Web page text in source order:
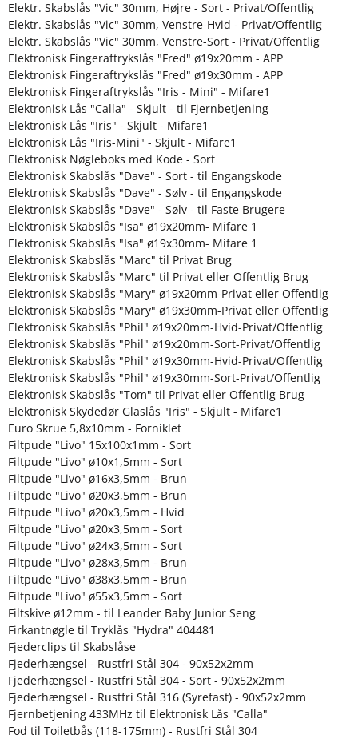
Elektr. Skabslås "Vic" 30mm, Højre - Sort - Privat/Offentlig
Elektr. Skabslås "Vic" 30mm, Venstre-Hvid - Privat/Offentlig
Elektr. Skabslås "Vic" 30mm, Venstre-Sort - Privat/Offentlig
Elektronisk Fingeraftrykslås "Fred" ø19x20mm - APP
Elektronisk Fingeraftrykslås "Fred" ø19x30mm - APP
Elektronisk Fingeraftrykslås "Iris - Mini" - Mifare1
Elektronisk Lås "Calla" - Skjult - til Fjernbetjening
Elektronisk Lås "Iris" - Skjult - Mifare1
Elektronisk Lås "Iris-Mini" - Skjult - Mifare1
Elektronisk Nøgleboks med Kode - Sort
Elektronisk Skabslås "Dave" - Sort - til Engangskode
Elektronisk Skabslås "Dave" - Sølv - til Engangskode
Elektronisk Skabslås "Dave" - Sølv - til Faste Brugere
Elektronisk Skabslås "Isa" ø19x20mm- Mifare 1
Elektronisk Skabslås "Isa" ø19x30mm- Mifare 1
Elektronisk Skabslås "Marc" til Privat Brug
Elektronisk Skabslås "Marc" til Privat eller Offentlig Brug
Elektronisk Skabslås "Mary" ø19x20mm-Privat eller Offentlig
Elektronisk Skabslås "Mary" ø19x30mm-Privat eller Offentlig
Elektronisk Skabslås "Phil" ø19x20mm-Hvid-Privat/Offentlig
Elektronisk Skabslås "Phil" ø19x20mm-Sort-Privat/Offentlig
Elektronisk Skabslås "Phil" ø19x30mm-Hvid-Privat/Offentlig
Elektronisk Skabslås "Phil" ø19x30mm-Sort-Privat/Offentlig
Elektronisk Skabslås "Tom" til Privat eller Offentlig Brug
Elektronisk Skydedør Glaslås "Iris" - Skjult - Mifare1
Euro Skrue 5,8x10mm - Forniklet
Filtpude "Livo" 15x100x1mm - Sort
Filtpude "Livo" ø10x1,5mm - Sort
Filtpude "Livo" ø16x3,5mm - Brun
Filtpude "Livo" ø20x3,5mm - Brun
Filtpude "Livo" ø20x3,5mm - Hvid
Filtpude "Livo" ø20x3,5mm - Sort
Filtpude "Livo" ø24x3,5mm - Sort
Filtpude "Livo" ø28x3,5mm - Brun
Filtpude "Livo" ø38x3,5mm - Brun
Filtpude "Livo" ø55x3,5mm - Sort
Filtskive ø12mm - til Leander Baby Junior Seng
Firkantnøgle til Tryklås "Hydra" 404481
Fjederclips til Skabslåse
Fjederhængsel - Rustfri Stål 304 - 90x52x2mm
Fjederhængsel - Rustfri Stål 304 - Sort - 90x52x2mm
Fjederhængsel - Rustfri Stål 316 (Syrefast) - 90x52x2mm
Fjernbetjening 433MHz til Elektronisk Lås "Calla"
Fod til Toiletbås (118-175mm) - Rustfri Stål 304